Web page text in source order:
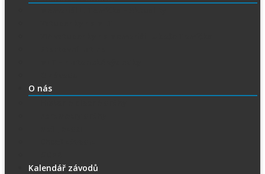
O nás
Kalendář závodů